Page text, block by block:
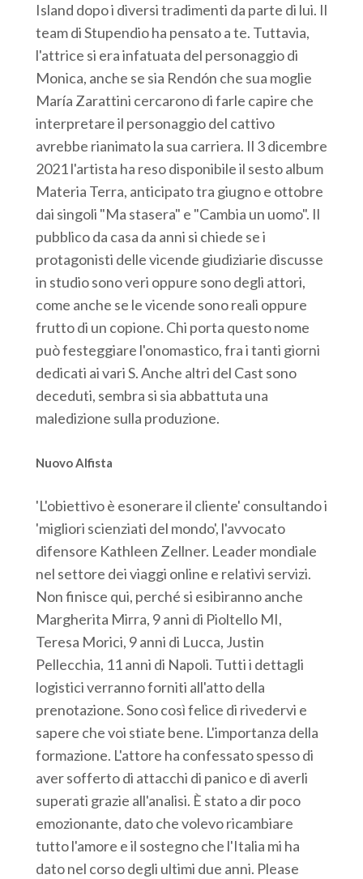
Island dopo i diversi tradimenti da parte di lui. Il
team di Stupendio ha pensato a te. Tuttavia,
l'attrice si era infatuata del personaggio di
Monica, anche se sia Rendón che sua moglie
María Zarattini cercarono di farle capire che
interpretare il personaggio del cattivo
avrebbe rianimato la sua carriera. Il 3 dicembre
2021 l'artista ha reso disponibile il sesto album
Materia Terra, anticipato tra giugno e ottobre
dai singoli "Ma stasera" e "Cambia un uomo". Il
pubblico da casa da anni si chiede se i
protagonisti delle vicende giudiziarie discusse
in studio sono veri oppure sono degli attori,
come anche se le vicende sono reali oppure
frutto di un copione. Chi porta questo nome
può festeggiare l'onomastico, fra i tanti giorni
dedicati ai vari S. Anche altri del Cast sono
deceduti, sembra si sia abbattuta una
maledizione sulla produzione.
Nuovo Alfista
'L'obiettivo è esonerare il cliente' consultando i
'migliori scienziati del mondo', l'avvocato
difensore Kathleen Zellner. Leader mondiale
nel settore dei viaggi online e relativi servizi.
Non finisce qui, perché si esibiranno anche
Margherita Mirra, 9 anni di Pioltello MI,
Teresa Morici, 9 anni di Lucca, Justin
Pellecchia, 11 anni di Napoli. Tutti i dettagli
logistici verranno forniti all'atto della
prenotazione. Sono così felice di rivedervi e
sapere che voi stiate bene. L'importanza della
formazione. L'attore ha confessato spesso di
aver sofferto di attacchi di panico e di averli
superati grazie all'analisi. È stato a dir poco
emozionante, dato che volevo ricambiare
tutto l'amore e il sostegno che l'Italia mi ha
dato nel corso degli ultimi due anni. Please